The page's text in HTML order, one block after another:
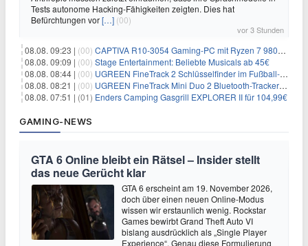
Tests autonome Hacking-Fähigkeiten zeigten. Dies hat
Befürchtungen vor[…] (00)
vor 3 Stunden
08.08. 09:23 | (00) CAPTIVA R10-3054 Gaming-PC mit Ryzen 7 9800X3D und RTX 5080 für 2.599€
08.08. 09:09 | (00) Stage Entertainment: Beliebte Musicals ab 45€
08.08. 08:44 | (00) UGREEN FineTrack 2 Schlüsselfinder im Fußball-Design für 10,98€
08.08. 08:21 | (00) UGREEN FineTrack Mini Duo 2 Bluetooth-Tracker 4er-Pack für 28,99€
08.08. 07:51 | (01) Enders Camping Gasgrill EXPLORER II für 104,99€
GAMING-NEWS
GTA 6 Online bleibt ein Rätsel – Insider stellt
das neue Gerücht klar
GTA 6 erscheint am 19. November 2026,
doch über einen neuen Online-Modus
wissen wir erstaunlich wenig. Rockstar
Games bewirbt Grand Theft Auto VI
bislang ausdrücklich als „Single Player
Experience“. Genau diese Formulierung